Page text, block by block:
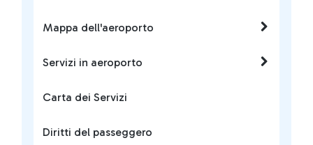
Mappa dell'aeroporto
Servizi in aeroporto
Carta dei Servizi
Diritti del passeggero